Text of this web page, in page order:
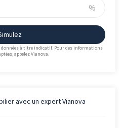
%
à titre indicatif. Pour des informations
appelez Vianova.
avec un expert Vianova